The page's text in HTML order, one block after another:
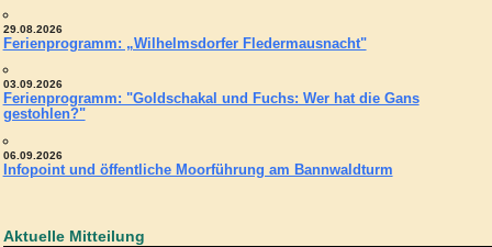
29.08.2026
Ferienprogramm: „Wilhelmsdorfer Fledermausnacht"
03.09.2026
Ferienprogramm: "Goldschakal und Fuchs: Wer hat die Gans
gestohlen?"
06.09.2026
Infopoint und öffentliche Moorführung am Bannwaldturm
Aktuelle Mitteilung